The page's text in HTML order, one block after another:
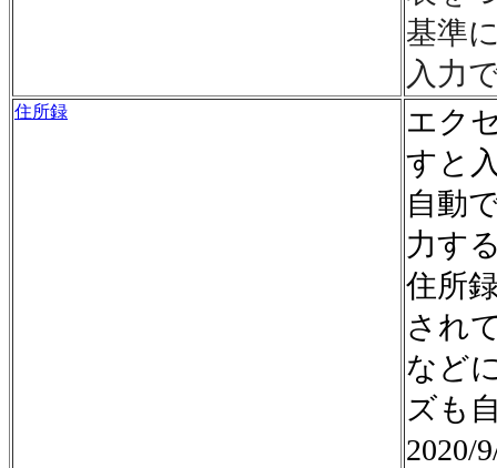
基準
入力
住所録
エク
すと
自動
力す
住所
され
など
ズも
2020/